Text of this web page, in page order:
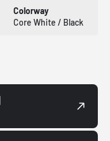
Colorway
Core White / Black